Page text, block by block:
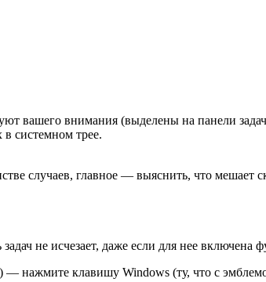
вашего внимания (выделены на панели
системном трее.
случаев, главное — выяснить, что мешает
не исчезает, даже если для нее включена
— нажмите клавишу Windows (ту, что с